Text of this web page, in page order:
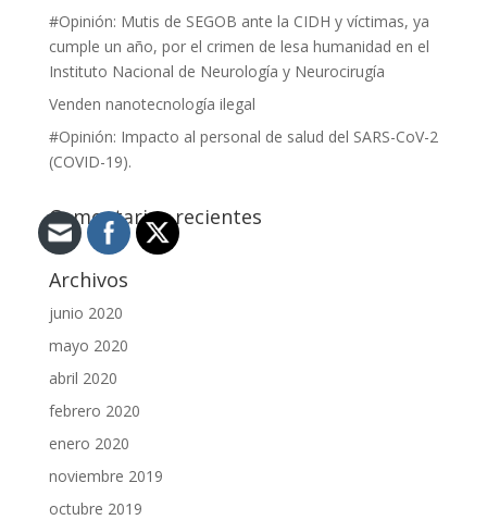
#Opinión: Mutis de SEGOB ante la CIDH y víctimas, ya
cumple un año, por el crimen de lesa humanidad en el
Instituto Nacional de Neurología y Neurocirugía
Venden nanotecnología ilegal
#Opinión: Impacto al personal de salud del SARS-CoV-2
(COVID-19).
Comentarios recientes
Archivos
junio 2020
mayo 2020
abril 2020
febrero 2020
enero 2020
noviembre 2019
octubre 2019